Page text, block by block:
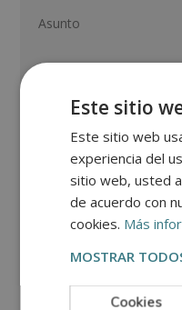
GRUPO TARRACO DE
B01589969, Domicilio: C/
Pineda, Tarragona.
Finalidad del Tratamiento:
fin de enviarle correos
los productos ofrecidos y
Derechos: Puede ejercitar sus
Desea recibir información
Este sitio
Este sitio web
experiencia del
sitio web, usted
de acuerdo con
cookies. Más
MOSTRAR
Cookies